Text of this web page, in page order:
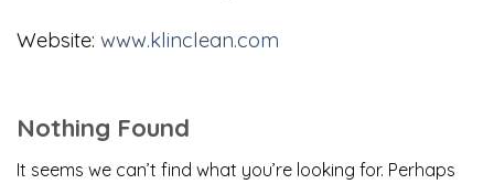
Website: www.klinclean.com
Nothing Found
It seems we can’t find what you’re looking for. Perhaps